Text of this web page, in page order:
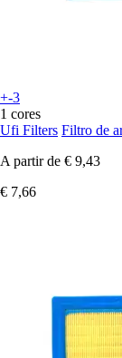
+-3
1 cores
Ufi Filters Filtro de
A partir de € 9,43
€ 7,66